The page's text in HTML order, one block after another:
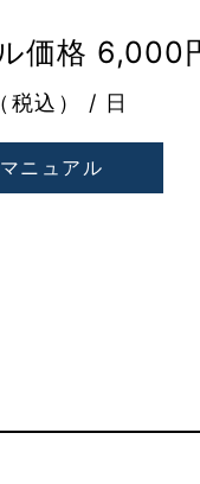
価格 6,000
税込） / 日
ニュアル